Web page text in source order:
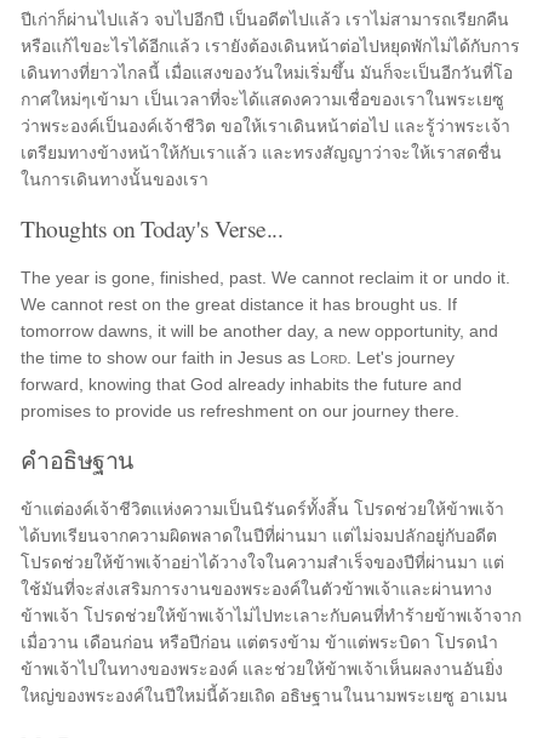
ปีเก่าก็ผ่านไปแล้ว จบไปอีกปี เป็นอดีตไปแล้ว เราไม่สามารถเรียกคืน
หรือแก้ไขอะไรได้อีกแล้ว เรายังต้องเดินหน้าต่อไปหยุดพักไม่ได้กับการ
เดินทางที่ยาวไกลนี้ เมื่อแสงของวันใหม่เริ่มขึ้น มันก็จะเป็นอีกวันที่โอ
กาศใหม่ๆเข้ามา เป็นเวลาที่จะได้แสดงความเชื่อของเราในพระเยซู
ว่าพระองค์เป็นองค์เจ้าชีวิต ขอให้เราเดินหน้าต่อไป และรู้ว่าพระเจ้า
เตรียมทางข้างหน้าให้กับเราแล้ว และทรงสัญญาว่าจะให้เราสดชื่น
ในการเดินทางนั้นของเรา
Thoughts on Today's Verse...
The year is gone, finished, past. We cannot reclaim it or undo it.
We cannot rest on the great distance it has brought us. If
tomorrow dawns, it will be another day, a new opportunity, and
the time to show our faith in Jesus as Lord . Let's journey
forward, knowing that God already inhabits the future and
promises to provide us refreshment on our journey there.
คำอธิษฐาน
ข้าแต่องค์เจ้าชีวิตแห่งความเป็นนิรันดร์ทั้งสิ้น โปรดช่วยให้ข้าพเจ้า
ได้บทเรียนจากความผิดพลาดในปีที่ผ่านมา แต่ไม่จมปลักอยู่กับอดีต
โปรดช่วยให้ข้าพเจ้าอย่าได้วางใจในความสำเร็จของปีที่ผ่านมา แต่
ใช้มันที่จะส่งเสริมการงานของพระองค์ในตัวข้าพเจ้าและผ่านทาง
ข้าพเจ้า โปรดช่วยให้ข้าพเจ้าไม่ไปทะเลาะกับคนที่ทำร้ายข้าพเจ้าจาก
เมื่อวาน เดือนก่อน หรือปีก่อน แต่ตรงข้าม ข้าแต่พระบิดา โปรดนำ
ข้าพเจ้าไปในทางของพระองค์ และช่วยให้ข้าพเจ้าเห็นผลงานอันยิ่ง
ใหญ่ของพระองค์ในปีใหม่นี้ด้วยเถิด อธิษฐานในนามพระเยซู อาเมน